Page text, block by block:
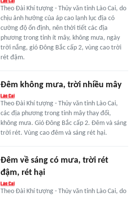
Theo Đài Khí tượng - Thủy văn tỉnh Lào Cai, do
chịu ảnh hưởng của áp cao lạnh lục địa có
cường độ ổn định, nên thời tiết các địa
phương trong tỉnh ít mây, không mưa, ngày
trời nắng, gió Đông Bắc cấp 2, vùng cao trời
rét đậm.
Đêm không mưa, trời nhiều mây
Theo Đài Khí tượng - Thủy văn tỉnh Lào Cai,
các địa phương trong tỉnh mây thay đổi,
không mưa. Gió Đông Bắc cấp 2. Đêm và sáng
trời rét. Vùng cao đêm và sáng rét hại.
Đêm về sáng có mưa, trời rét
đậm, rét hại
Theo Đài Khí tượng - Thủy văn tỉnh Lào Cai, do